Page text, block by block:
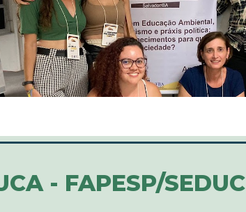
- FAPESP/SEDUC